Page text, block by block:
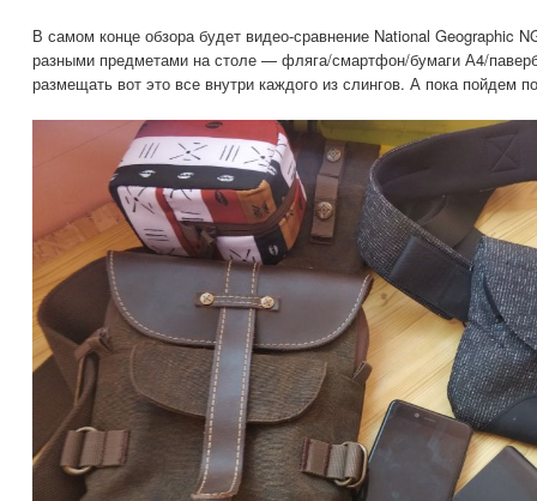
В самом конце обзора будет видео-сравнение National Geographic
разными предметами на столе — фляга/смартфон/бумаги А4/
размещать вот это все внутри каждого из слингов. А пока пойдем